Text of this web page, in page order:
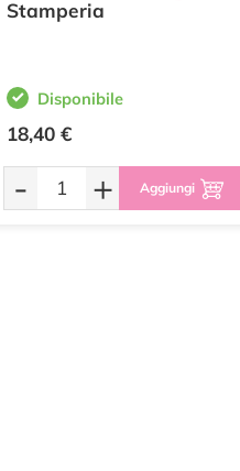
Stamperia
Disponibile
18,40 €
- + Aggiungi